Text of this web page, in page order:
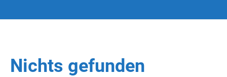
Nichts gefunden